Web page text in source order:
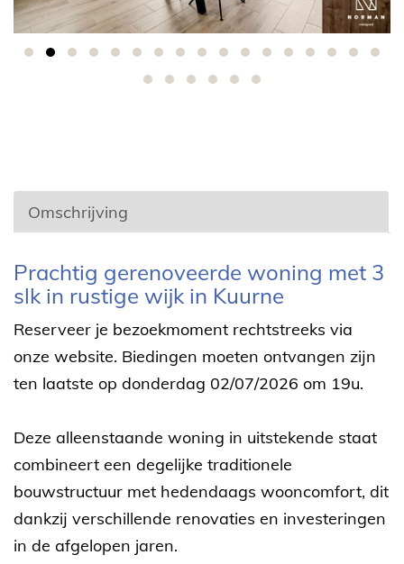
Omschrijving
Omschrijving
Prachtig gerenoveerde woning met 3
slk in rustige wijk in Kuurne
Reserveer je bezoekmoment rechtstreeks via
onze website. Biedingen moeten ontvangen zijn
ten laatste op donderdag 02/07/2026 om 19u.
Deze alleenstaande woning in uitstekende staat
combineert een degelijke traditionele
bouwstructuur met hedendaags wooncomfort, dit
dankzij verschillende renovaties en investeringen
in de afgelopen jaren.